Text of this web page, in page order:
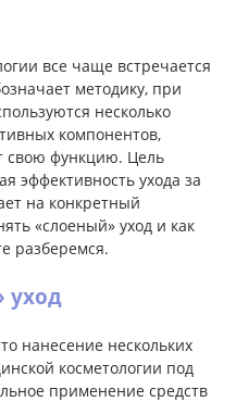
все чаще встречается
методику, при
несколько
компонентов,
свою функцию. Цель
эффективность ухода за
на конкретный
«слоеный» уход и как
разберемся.
уход
нанесение нескольких
косметологии под
применение средств